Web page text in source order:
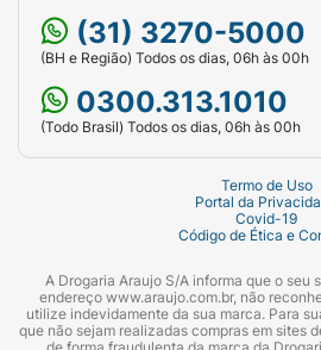
(31) 3270-5000
(BH e Região) Todos os dias, 06h às 00h
0300.313.1010
(Todo Brasil) Todos os dias, 06h às 00h
Termo de Uso
Portal da
Covid-19
Código de Ética e
A Drogaria Araujo S/A informa que o seu
endereço www.araujo.com.br, não
utilize indevidamente da sua marca. Para
que não sejam realizadas compras em sites